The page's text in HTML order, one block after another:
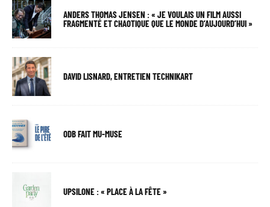
ANDERS THOMAS JENSEN : « JE VOULAIS UN FILM AUSSI
FRAGMENTÉ ET CHAOTIQUE QUE LE MONDE D’AUJOURD’HUI »
DAVID LISNARD, ENTRETIEN TECHNIKART
ODB FAIT MU-MUSE
UPSILONE : « PLACE À LA FÊTE »